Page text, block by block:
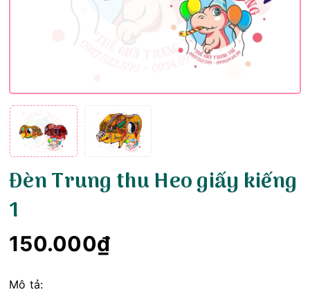
Đèn Trung thu Heo giấy kiếng
1
150.000₫
Mô tả: